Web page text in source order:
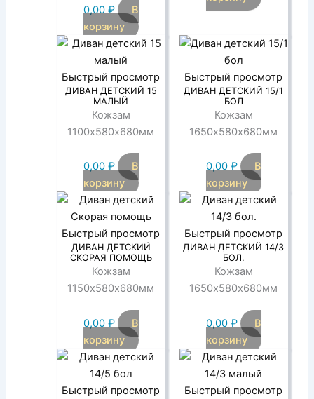
0,00 ₽
В
корзину
Быстрый просмотр
ДИВАН ДЕТСКИЙ 15
МАЛЫЙ
Кожзам
1100х580х680мм
0,00 ₽
В
корзину
Быстрый просмотр
ДИВАН ДЕТСКИЙ 15/1
БОЛ
Кожзам
1650х580х680мм
0,00 ₽
В
корзину
Быстрый просмотр
ДИВАН ДЕТСКИЙ
СКОРАЯ ПОМОЩЬ
Кожзам
1150х580х680мм
0,00 ₽
В
корзину
Быстрый просмотр
ДИВАН ДЕТСКИЙ 14/3
БОЛ.
Кожзам
1650х580х680мм
0,00 ₽
В
корзину
Быстрый просмотр Быстрый просмотр